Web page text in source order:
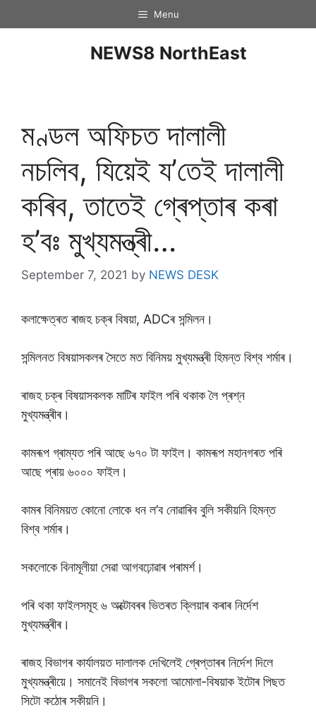
Menu
NEWS8 NorthEast
মণ্ডল অফিচত দালালী
নচলিব, যিয়েই য’তেই দালালী
কৰিব, তাতেই গ্ৰেপ্তাৰ কৰা
হ’বঃ মুখ্যমন্ত্ৰী…
September 7, 2021 by NEWS DESK
কলাক্ষেত্ৰত ৰাজহ চক্ৰ বিষয়া, ADCৰ সন্মিলন।
সন্মিলনত বিষয়াসকলৰ সৈতে মত বিনিময় মুখ্যমন্ত্ৰী হিমন্ত বিশ্ব শৰ্মাৰ।
ৰাজহ চক্ৰ বিষয়াসকলক মাটিৰ ফাইল পৰি থকাক লৈ প্ৰশ্ন
মুখ্যমন্ত্ৰীৰ।
কামৰূপ গ্ৰাম্যত পৰি আছে ৬৭০ টা ফাইল। কামৰূপ মহানগৰত পৰি
আছে প্ৰায় ৬০০০ ফাইল।
কামৰ বিনিময়ত কোনো লোকে ধন ল’ব নোৱাৰিব বুলি সকীয়নি হিমন্ত
বিশ্ব শৰ্মাৰ।
সকলোকে বিনামূলীয়া সেৱা আগবঢ়োৱাৰ পৰামৰ্শ।
পৰি থকা ফাইলসমূহ ৬ অক্টোবৰৰ ভিতৰত ক্লিয়াৰ কৰাৰ নিৰ্দেশ
মুখ্যমন্ত্ৰীৰ।
ৰাজহ বিভাগৰ কাৰ্যালয়ত দালালক দেখিলেই গ্ৰেপ্তাৰৰ নিৰ্দেশ দিলে
মুখ্যমন্ত্ৰীয়ে। সমানেই বিভাগৰ সকলো আমোলা-বিষয়াক ইটোৰ পিছত
সিটো কঠোৰ সকীয়নি।